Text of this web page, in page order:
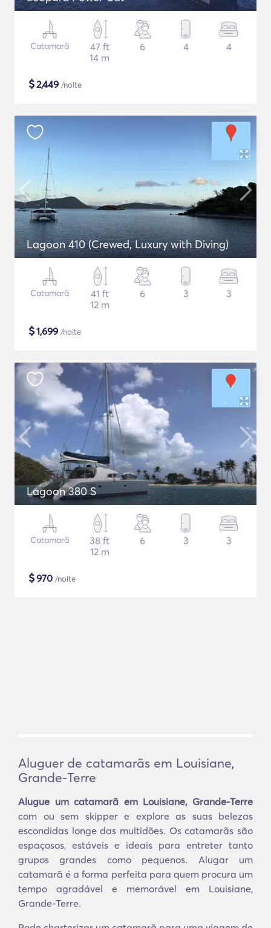
Catamarã
47 ft
14 m
6 4 4
$2,449 /noite
Lagoon 410 (Crewed, Luxury with Diving)
Catamarã
41 ft
12 m
6 3 3
$1,699 /noite
Lagoon 380 S
Catamarã
38 ft
12 m
6 3 3
$970 /noite
Aluguer de catamarãs em Louisiane,
Grande-Terre
Alugue um catamarã em Louisiane, Grande-Terre
com ou sem skipper e explore as suas belezas
escondidas longe das multidões. Os catamarãs são
espaçosos, estáveis e ideais para entreter tanto
grupos grandes como pequenos. Alugar um
catamarã é a forma perfeita para quem procura um
tempo agradável e memorável em Louisiane,
Grande-Terre.